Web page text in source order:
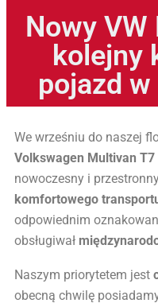
Nowy
kolejny
pojazd
We wrześniu do naszej
Volkswagen Multivan T7
nowoczesny i
komfortowego
odpowiednim
obsługiwał
Naszym priorytetem jest
obecną chwilę